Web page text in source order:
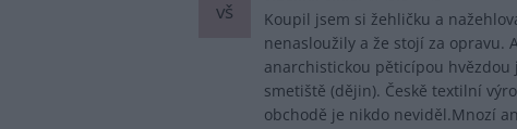
vš
Koupil jsem si žehličku a
nenasloužily a že stojí za opravu.
anarchistickou pěticípou
smetiště (dějin). Českě textilní
obchodě je nikdo neviděl.Mnozí